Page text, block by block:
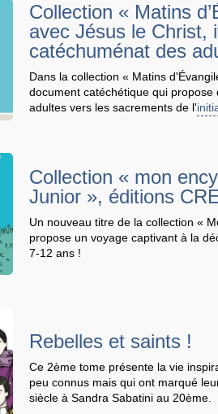
Collection « Matins
avec Jésus le Christ,
catéchuménat des
Dans la collection « Matins
document catéchétique qui
adultes vers les sacrements de l'
Collection « mon
Junior », éditions
Un nouveau titre de la collection «
propose un voyage captivant à la
7-12 ans !
Rebelles et saints !
Ce 2ème tome présente la vie
peu connus mais qui ont marqué
siècle à Sandra Sabatini au 20ème.